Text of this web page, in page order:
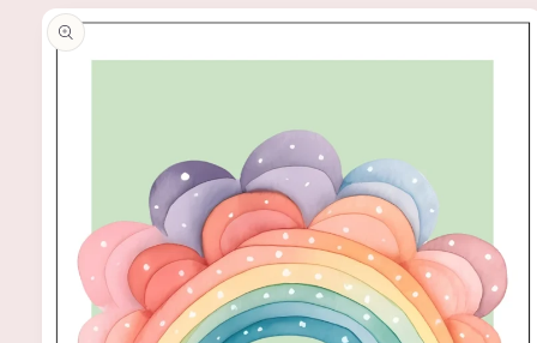
informace
produktu